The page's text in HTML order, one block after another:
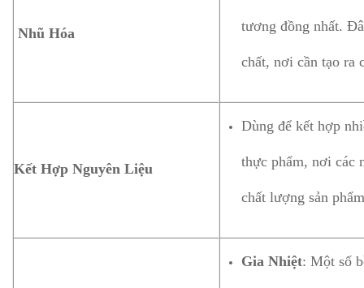
Nhũ Hóa tương đồng nhất.
chất, nơi cần tạo ra
Kết Hợp Nguyên Liệu
Dùng để kết hợp
thực phẩm, nơi các
chất lượng sản
Gia Nhiệt: Một số